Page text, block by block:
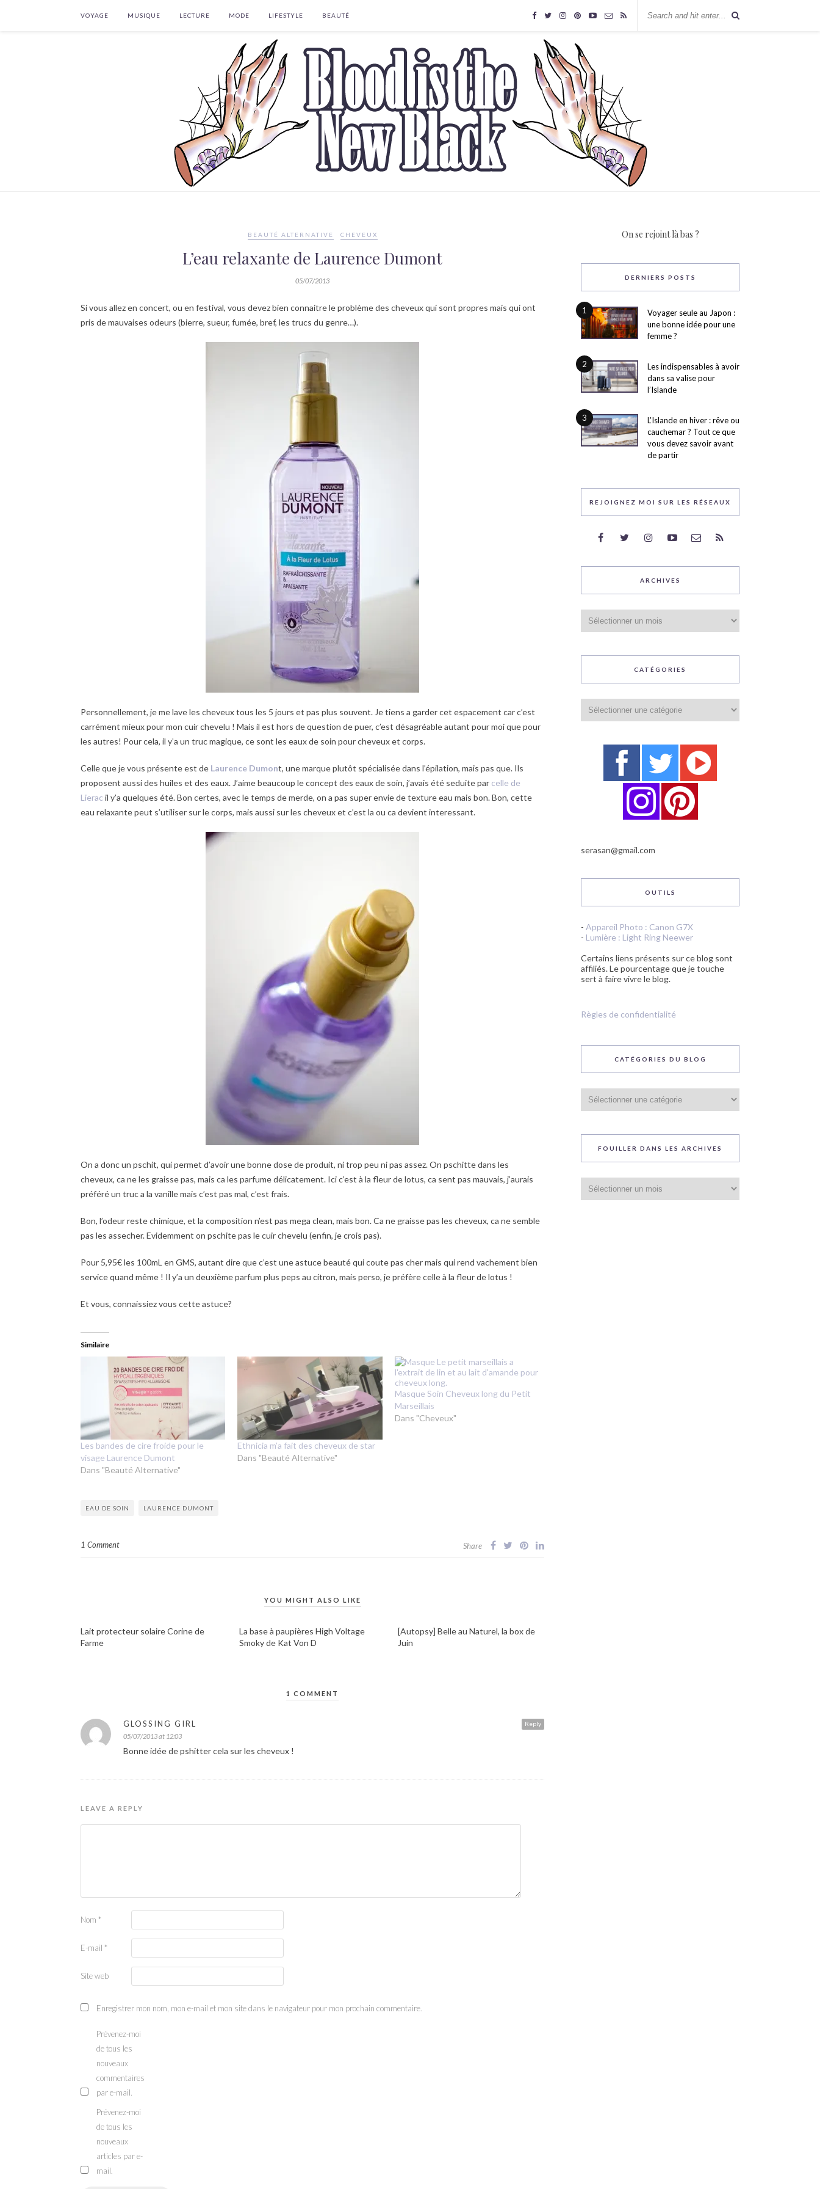
VOYAGE MUSIQUE LECTURE MODE LIFESTYLE BEAUTÉ
BEAUTÉ ALTERNATIVE CHEVEUX
L’eau relaxante de Laurence Dumont
05/07/2013
Si vous allez en concert, ou en festival, vous devez bien connaitre le problème des cheveux qui sont propres mais qui ont
pris de mauvaises odeurs (bierre, sueur, fumée, bref, les trucs du genre…).
Personnellement, je me lave les cheveux tous les 5 jours et pas plus souvent. Je tiens a garder cet espacement car c’est
carrément mieux pour mon cuir chevelu ! Mais il est hors de question de puer, c’est désagréable autant pour moi que pour
les autres! Pour cela, il y’a un truc magique, ce sont les eaux de soin pour cheveux et corps.
Celle que je vous présente est de Laurence Dumont, une marque plutôt spécialisée dans l’épilation, mais pas que. Ils
proposent aussi des huiles et des eaux. J’aime beaucoup le concept des eaux de soin, j’avais été seduite par celle de
Lierac il y’a quelques été. Bon certes, avec le temps de merde, on a pas super envie de texture eau mais bon. Bon, cette
eau relaxante peut s’utiliser sur le corps, mais aussi sur les cheveux et c’est la ou ca devient interessant.
On a donc un pschit, qui permet d’avoir une bonne dose de produit, ni trop peu ni pas assez. On pschitte dans les
cheveux, ca ne les graisse pas, mais ca les parfume délicatement. Ici c’est à la fleur de lotus, ca sent pas mauvais, j’aurais
préféré un truc a la vanille mais c’est pas mal, c’est frais.
Bon, l’odeur reste chimique, et la composition n’est pas mega clean, mais bon. Ca ne graisse pas les cheveux, ca ne semble
pas les assecher. Evidemment on pschite pas le cuir chevelu (enfin, je crois pas).
Pour 5,95€ les 100mL en GMS, autant dire que c’est une astuce beauté qui coute pas cher mais qui rend vachement bien
service quand même ! Il y’a un deuxième parfum plus peps au citron, mais perso, je préfère celle à la fleur de lotus !
Et vous, connaissiez vous cette astuce?
Similaire
Les bandes de cire froide pour le
visage Laurence Dumont
Dans "Beauté Alternative"
Ethnicia m’a fait des cheveux de star
Dans "Beauté Alternative"
Masque Soin Cheveux long du Petit
Marseillais
Dans "Cheveux"
EAU DE SOIN LAURENCE DUMONT
1 Comment Share
YOU MIGHT ALSO LIKE
Lait protecteur solaire Corine de
Farme
La base à paupières High Voltage
Smoky de Kat Von D
[Autopsy] Belle au Naturel, la box de
Juin
1 COMMENT
Reply
GLOSSING GIRL
05/07/2013 at 12:03
Bonne idée de pshitter cela sur les cheveux !
LEAVE A REPLY
Nom *
E-mail *
Site web
Enregistrer mon nom, mon e-mail et mon site dans le navigateur pour mon prochain commentaire.
Prévenez-moi
de tous les
nouveaux
commentaires
par e-mail.
Prévenez-moi
de tous les
nouveaux
articles par e-
mail.
On se rejoint là bas ?
DERNIERS POSTS
1
Voyager seule au Japon :
une bonne idée pour une
femme ?
2
Les indispensables à avoir
dans sa valise pour
l’Islande
3
L’Islande en hiver : rêve ou
cauchemar ? Tout ce que
vous devez savoir avant
de partir
REJOIGNEZ MOI SUR LES RÉSEAUX
ARCHIVES
CATÉGORIES
serasan@gmail.com
OUTILS
- Appareil Photo : Canon G7X
- Lumière : Light Ring Neewer
Certains liens présents sur ce blog sont
affiliés. Le pourcentage que je touche
sert à faire vivre le blog.
Règles de confidentialité
CATÉGORIES DU BLOG
du
blog
FOUILLER DANS LES ARCHIVES
dans
les